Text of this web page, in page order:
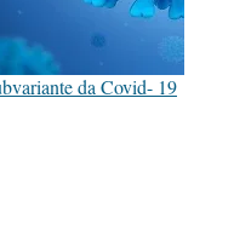
da Covid- 19